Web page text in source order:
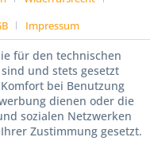
Impressum
für den technischen
und stets gesetzt
bei Benutzung
dienen oder die
sozialen Netzwerken
Zustimmung gesetzt.